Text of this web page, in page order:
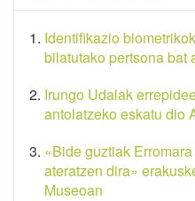
Identifikazio
bilatutako pertsona bat
Irungo Udalak
antolatzeko eskatu dio
«Bide guztiak
ateratzen dira»
Museoan